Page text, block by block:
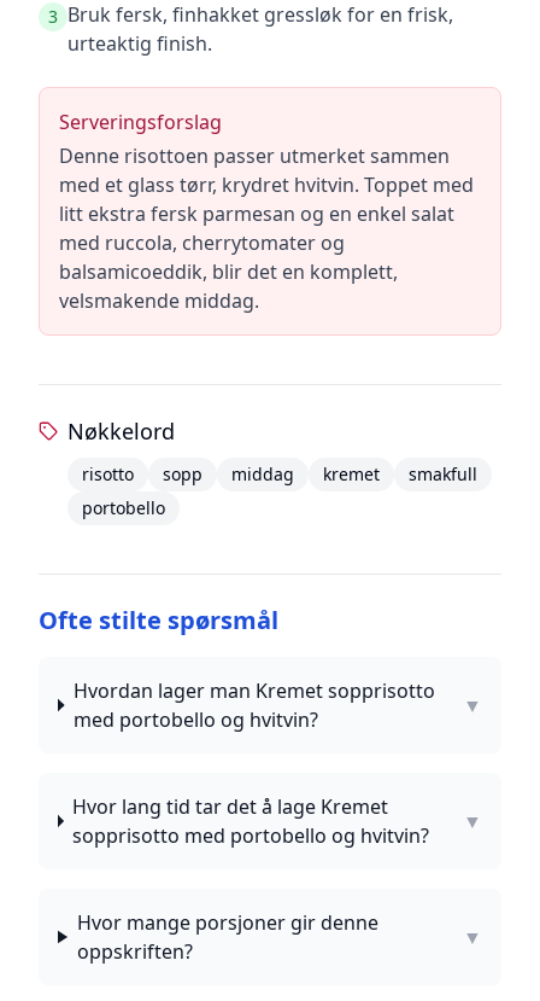
3 Bruk fersk, finhakket gressløk for en frisk,
urteaktig finish.
Serveringsforslag
Denne risottoen passer utmerket sammen
med et glass tørr, krydret hvitvin. Toppet med
litt ekstra fersk parmesan og en enkel salat
med ruccola, cherrytomater og
balsamicoeddik, blir det en komplett,
velsmakende middag.
Nøkkelord
risotto sopp middag kremet
smakfull
portobello
Ofte stilte spørsmål
Hvordan lager man Kremet sopprisotto
med portobello og hvitvin?
▼
Hvor lang tid tar det å lage Kremet
sopprisotto med portobello og hvitvin?
▼
Hvor mange porsjoner gir denne
oppskriften?
▼